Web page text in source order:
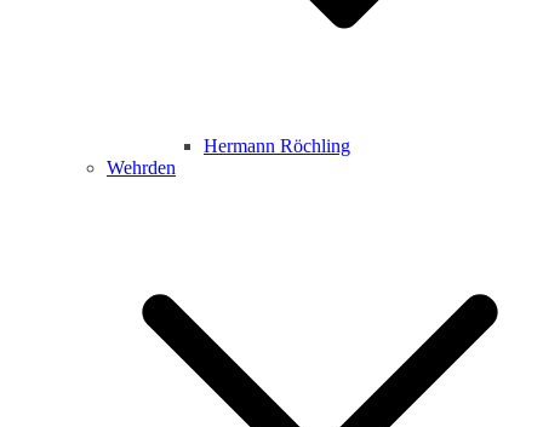
Hermann Röchling
Wehrden